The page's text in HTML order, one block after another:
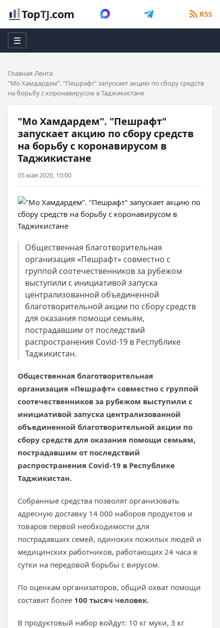
TopTJ.com RSS
☰
Главная Лента
"Мо Хамдардем". "Пешрафт" запускает акцию по сбору средств
на борьбу с коронавирусом в Таджикистане
"Мо Хамдардем". "Пешрафт"
запускает акцию по сбору средств
на борьбу с коронавирусом в
Таджикистане
05 мая 2020, 10:00
Общественная благотворительная
организация «Пешрафт» совместно с
группой соотечественников за рубежом
выступили с инициативой запуска
централизованной объединенной
благотворительной акции по сбору средств
для оказания помощи семьям,
пострадавшим от последствий
распространения Covid-19 в Республике
Таджикистан.
Общественная благотворительная
организация «Пешрафт» совместно с группой
соотечественников за рубежом выступили с
инициативой запуска централизованной
объединенной благотворительной акции по
сбору средств для оказания помощи семьям,
пострадавшим от последствий
распространения Covid-19 в Республике
Таджикистан.
Собранные средства позволят организовать
адресную доставку 14 000 наборов продуктов и
товаров первой необходимости для
пострадавших семей, одиноких пожилых людей и
медицинских работников, работающих 24 часа в
сутки на передовой борьбы с вирусом.
По оценкам организаторов, общий охват помощи
составит более 100 тысяч человек.
В продуктовый набор войдут: 10 кг муки, 3 кг